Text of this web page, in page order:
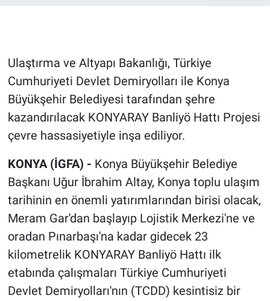
Ulaştırma ve Altyapı Bakanlığı, Türkiye
Cumhuriyeti Devlet Demiryolları ile Konya
Büyükşehir Belediyesi tarafından şehre
kazandırılacak KONYARAY Banliyö Hattı Projesi
çevre hassasiyetiyle inşa ediliyor.
KONYA (İGFA) - Konya Büyükşehir Belediye
Başkanı Uğur İbrahim Altay, Konya toplu ulaşım
tarihinin en önemli yatırımlarından birisi olacak,
Meram Gar'dan başlayıp Lojistik Merkezi'ne ve
oradan Pınarbaşı'na kadar gidecek 23
kilometrelik KONYARAY Banliyö Hattı ilk
etabında çalışmaları Türkiye Cumhuriyeti
Devlet Demiryolları'nın (TCDD) kesintisiz bir